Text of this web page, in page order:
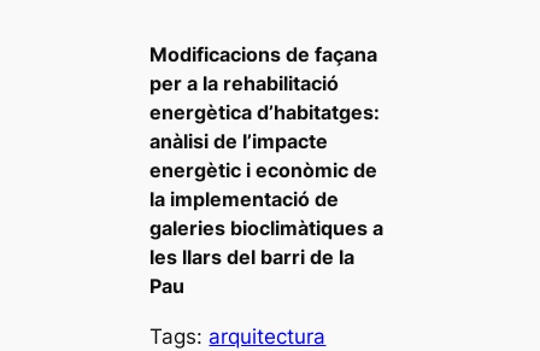
Modificacions de façana
per a la rehabilitació
energètica d’habitatges:
anàlisi de l’impacte
energètic i econòmic de
la implementació de
galeries bioclimàtiques a
les llars del barri de la
Pau
Tags: arquitectura